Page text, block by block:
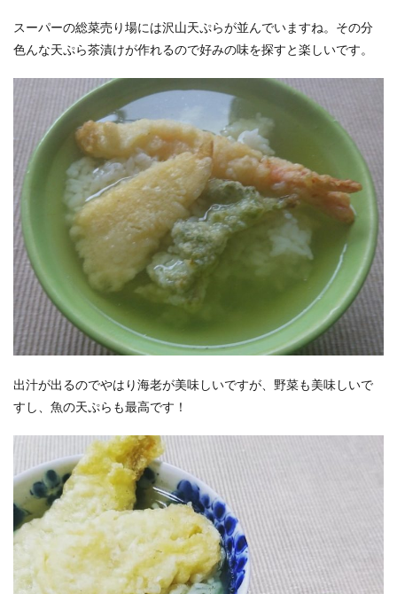
スーパーの総菜売り場には沢山天ぷらが並んでいますね。その分
色んな天ぷら茶漬けが作れるので好みの味を探すと楽しいです。
出汁が出るのでやはり海老が美味しいですが、野菜も美味しいで
すし、魚の天ぷらも最高です！